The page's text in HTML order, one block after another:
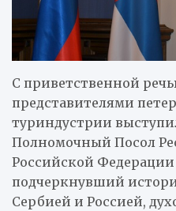
С приветственной
представителями
туриндустрии
Полномочный Посол
Российской
подчеркнувший
Сербией и Россией,